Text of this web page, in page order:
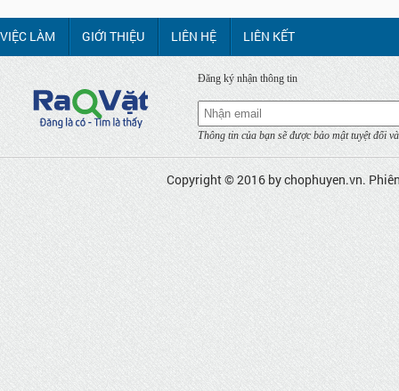
VIỆC LÀM GIỚI THIỆU LIÊN HỆ LIÊN KẾT
Đăng ký nhận thông tin
Thông tin của bạn sẽ được bảo mật tuyệt đối
Copyright © 2016 bychophuyen.vn.